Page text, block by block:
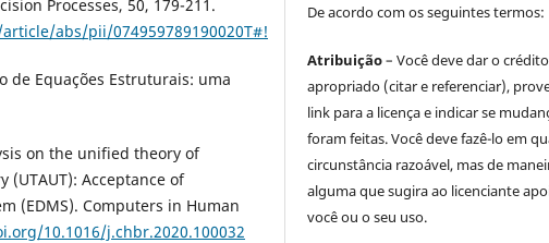
Processes, 50, 179-211.
abs/pii/074959789190020T#!
de Equações Estruturais: uma
on the unified theory of
(UTAUT): Acceptance of
(EDMS). Computers in Human
10.1016/j.chbr.2020.100032
De acordo com os seguintes termos:
Atribuição– Você deve dar o crédito
apropriado (citar e referenciar),
link para a licença e indicar se
foram feitas. Você deve fazê-lo em
circunstância razoável, mas de
alguma que sugira ao licenciante
você ou o seu uso.